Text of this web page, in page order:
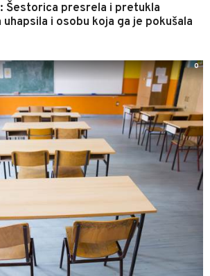
Šestorica presrela i pretukla
i osobu koja ga je pokušala
0